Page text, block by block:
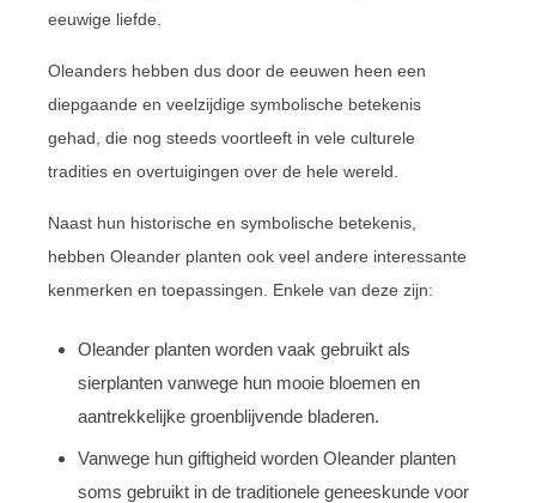
eeuwige liefde.
Oleanders hebben dus door de eeuwen heen een
diepgaande en veelzijdige symbolische betekenis
gehad, die nog steeds voortleeft in vele culturele
tradities en overtuigingen over de hele wereld.
Naast hun historische en symbolische betekenis,
hebben Oleander planten ook veel andere interessante
kenmerken en toepassingen. Enkele van deze zijn:
Oleander planten worden vaak gebruikt als
sierplanten vanwege hun mooie bloemen en
aantrekkelijke groenblijvende bladeren.
Vanwege hun giftigheid worden Oleander planten
soms gebruikt in de traditionele geneeskunde voor